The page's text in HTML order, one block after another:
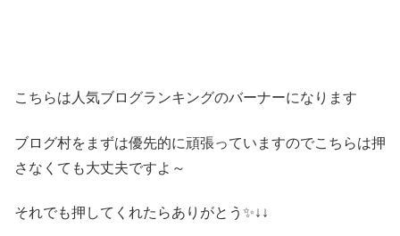
こちらは人気ブログランキングのバーナーになります
ブログ村をまずは優先的に頑張っていますのでこちらは押
さなくても大丈夫ですよ～
それでも押してくれたらありがとう✨↓↓